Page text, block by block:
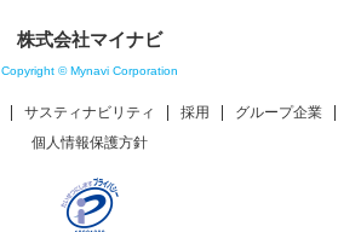
株式会社マイナビ
Copyright © Mynavi Corporation
サスティナビリティ 採用
グループ企業
個人情報保護方針